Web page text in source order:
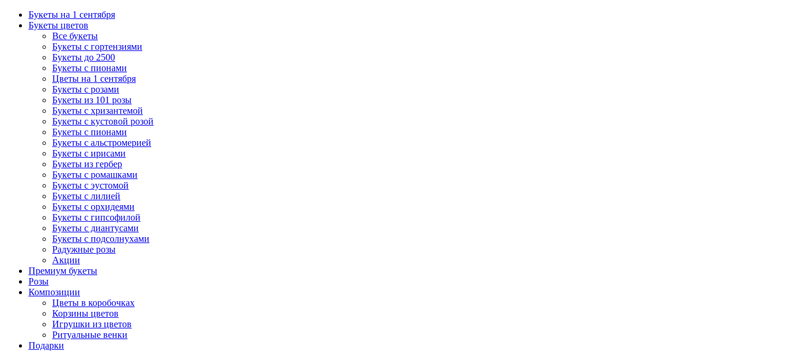
Букеты на 1 сентября
Букеты цветов
Все букеты
Букеты с гортензиями
Букеты до 2500
Букеты с пионами
Цветы на 1 сентября
Букеты с розами
Букеты из 101 розы
Букеты с хризантемой
Букеты с кустовой розой
Букеты с пионами
Букеты с альстромерией
Букеты с ирисами
Букеты из гербер
Букеты с ромашками
Букеты с эустомой
Букеты с лилией
Букеты с орхидеями
Букеты с гипсофилой
Букеты с диантусами
Букеты с подсолнухами
Радужные розы
Акции
Премиум букеты
Розы
Композиции
Цветы в коробочках
Корзины цветов
Игрушки из цветов
Ритуальные венки
Подарки